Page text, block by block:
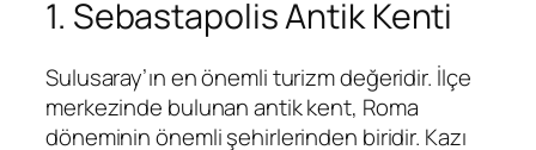
1. Sebastapolis Antik Kenti
Sulusaray’ın en önemli turizm değeridir. İlçe
merkezinde bulunan antik kent, Roma
döneminin önemli şehirlerinden biridir. Kazı